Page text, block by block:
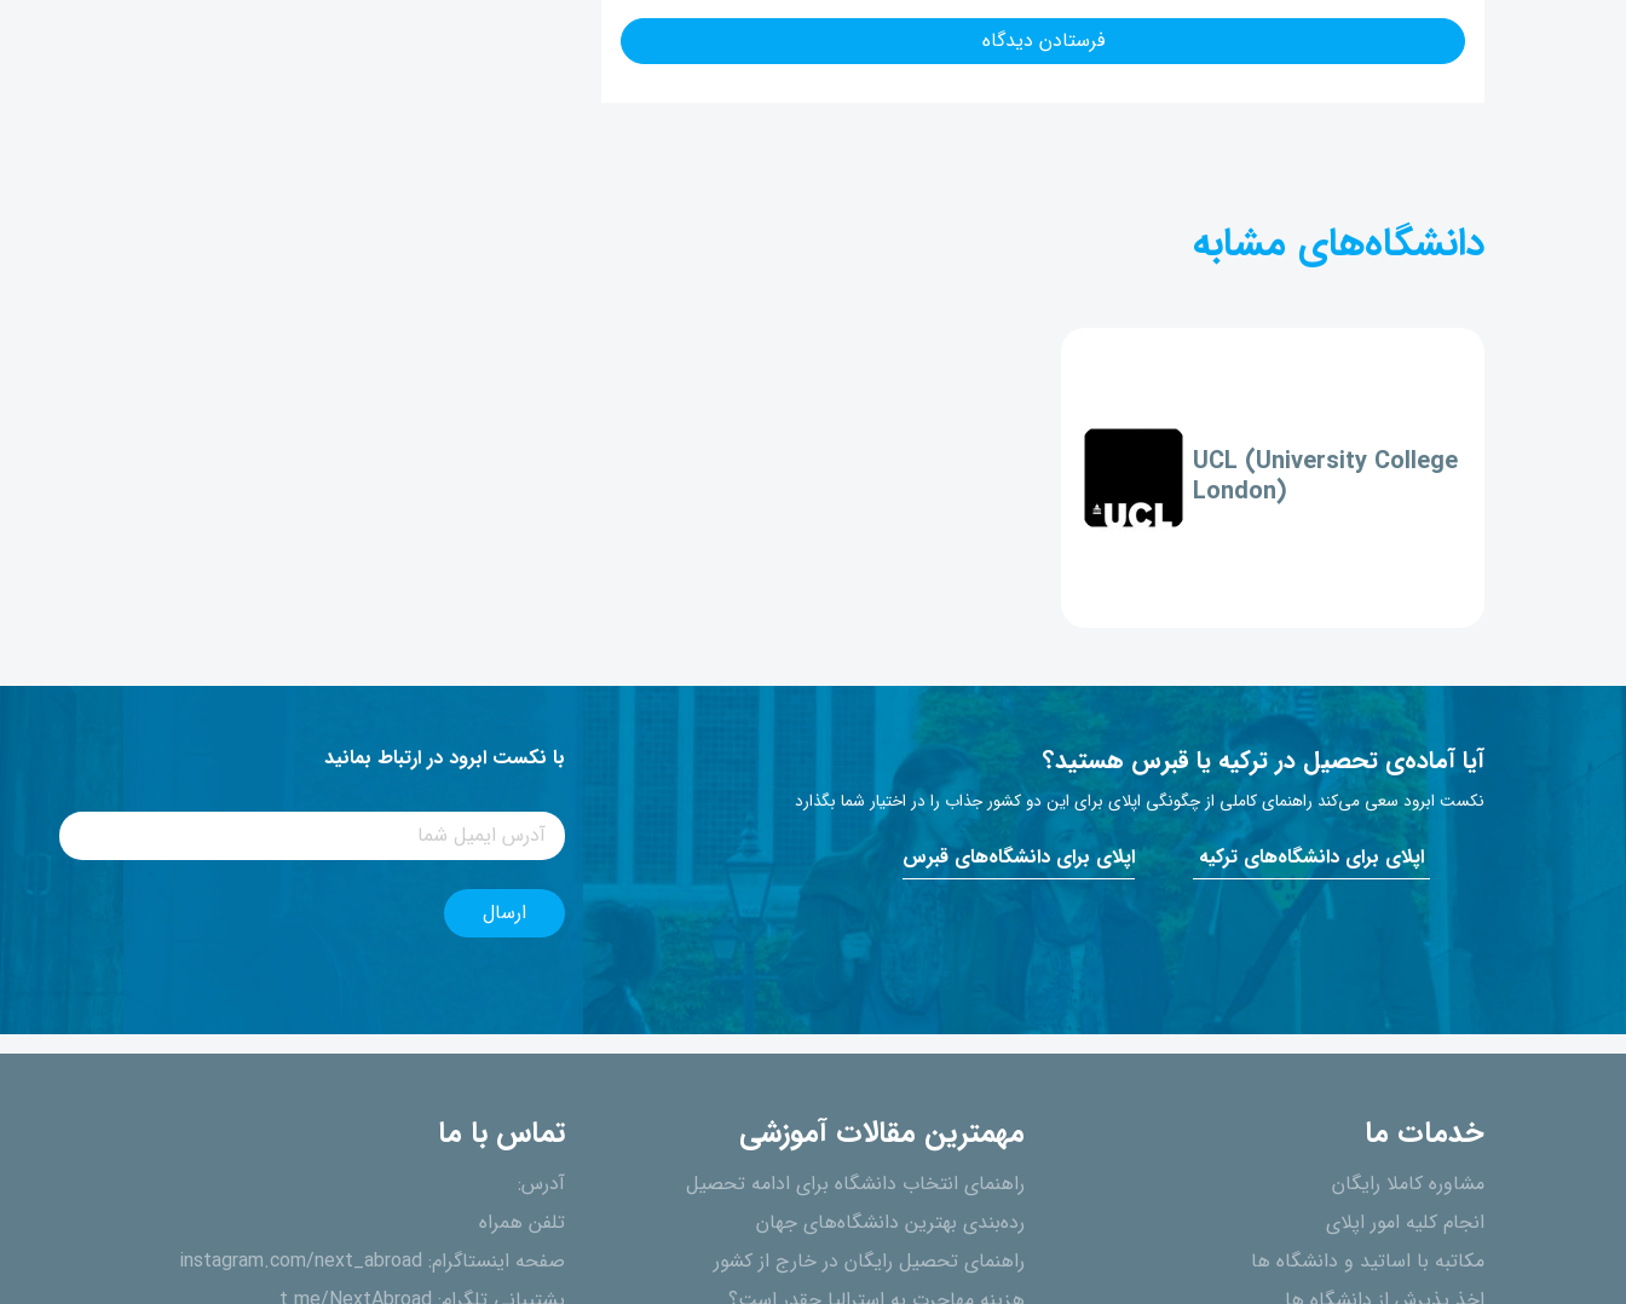
دانشگاه‌های مشابه
UCL (University College
London)
آیا آماده‌ی تحصیل در ترکیه یا قبرس هستید؟
نکست ابرود سعی می‌کند راهنمای کاملی از چگونگی اپلای برای این دو کشور جذاب را در اختیار شما بگذارد
اپلای برای دانشگاه‌های ترکیه اپلای برای دانشگاه‌های قبرس
با نکست ابرود در ارتباط بمانید
خدمات ما
مشاوره کاملا رایگان
انجام کلیه امور اپلای
مکاتبه با اساتید و دانشگاه ها
مهمترین مقالات آموزشی
راهنمای انتخاب دانشگاه برای ادامه تحصیل
رده‌بندی بهترین دانشگاه‌های جهان
راهنمای تحصیل رایگان در خارج از کشور
تماس با ما
آدرس:
تلفن همراه
صفحه اینستاگرام: instagram.com/next_abroad